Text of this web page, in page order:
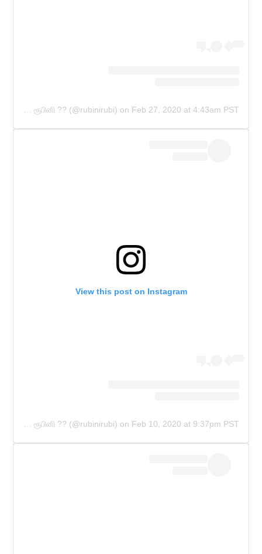
A post shared by RUBINI SAMBANTHAN ரூபினி ?? (@rubinirubi) on Feb 27, 2020 at 4:43am PST
View this post on Instagram
A post shared by RUBINI SAMBANTHAN ரூபினி ?? (@rubinirubi) on Feb 10, 2020 at 9:37pm PST